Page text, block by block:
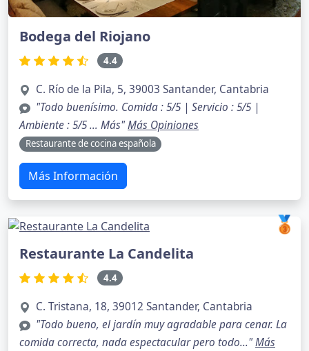
Bodega del Riojano
4.4
C. Río de la Pila, 5, 39003 Santander, Cantabria
"Todo buenísimo. Comida : 5/5 | Servicio : 5/5 |
Ambiente : 5/5 … Más"Más Opiniones
Restaurante de cocina española
Más Información
🥉
Restaurante La Candelita
4.4
C. Tristana, 18, 39012 Santander, Cantabria
"Todo bueno, el jardín muy agradable para cenar. La
comida correcta, nada espectacular pero todo..."Más